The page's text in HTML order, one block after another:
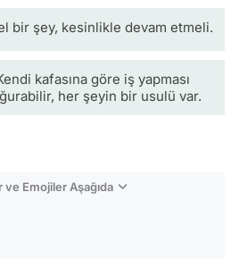
bir şey, kesinlikle devam etmeli.
kafasına göre iş yapması
her şeyin bir usulü var.
ve Emojiler Aşağıda